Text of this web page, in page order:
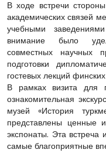
В ходе встречи
академических связей
учебными
внимание было
совместных научных
подготовки
гостевых лекций
В рамках визита для
ознакомительная
музей «История
представлены ценные
экспонаты. Эта встреча
самые благоприятные